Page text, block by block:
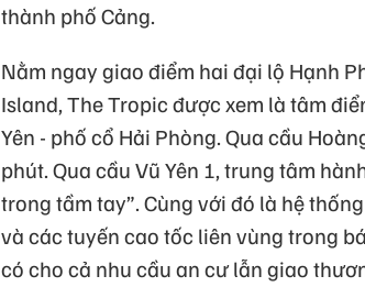
thành phố Cảng.
Nằm ngay giao điểm hai đại lộ Hạnh
Island, The Tropic được xem là tâm
Yên - phố cổ Hải Phòng. Qua cầu
phút. Qua cầu Vũ Yên 1, trung tâm
trong tầm tay”. Cùng với đó là hệ
và các tuyến cao tốc liên vùng trong
có cho cả nhu cầu an cư lẫn giao